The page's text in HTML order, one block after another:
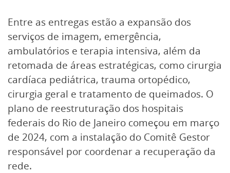
Entre as entregas estão a expansão dos
serviços de imagem, emergência,
ambulatórios e terapia intensiva, além da
retomada de áreas estratégicas, como cirurgia
cardíaca pediátrica, trauma ortopédico,
cirurgia geral e tratamento de queimados. O
plano de reestruturação dos hospitais
federais do Rio de Janeiro começou em março
de 2024, com a instalação do Comitê Gestor
responsável por coordenar a recuperação da
rede.